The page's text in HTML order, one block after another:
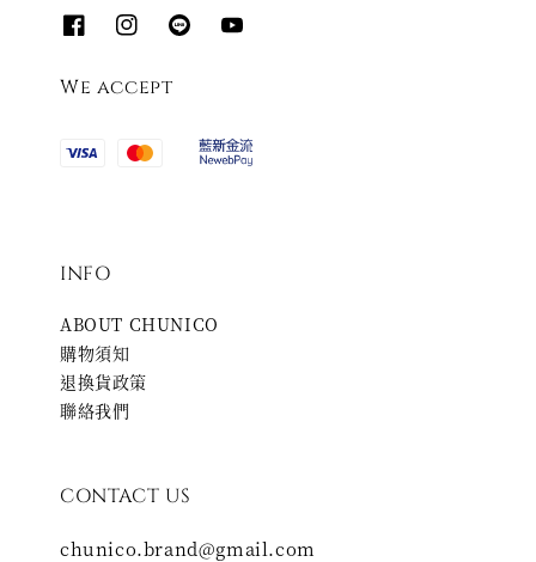
We accept
INFO
ABOUT CHUNICO
購物須知
退換貨政策
聯絡我們
CONTACT US
chunico.brand@gmail.com